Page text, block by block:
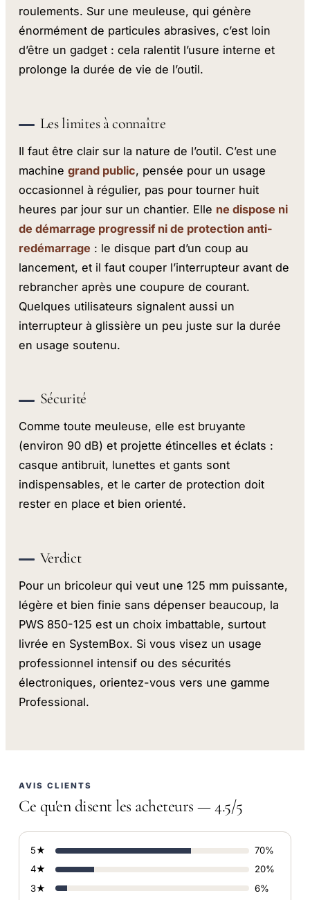
roulements. Sur une meuleuse, qui génère
énormément de particules abrasives, c’est loin
d’être un gadget : cela ralentit l’usure interne et
prolonge la durée de vie de l’outil.
Les limites à connaître
Il faut être clair sur la nature de l’outil. C’est une
machinegrand public, pensée pour un usage
occasionnel à régulier, pas pour tourner huit
heures par jour sur un chantier. Elle ne dispose ni
de démarrage progressif ni de protection anti-
redémarrage : le disque part d’un coup au
lancement, et il faut couper l’interrupteur avant de
rebrancher après une coupure de courant.
Quelques utilisateurs signalent aussi un
interrupteur à glissière un peu juste sur la durée
en usage soutenu.
Sécurité
Comme toute meuleuse, elle est bruyante
(environ 90 dB) et projette étincelles et éclats :
casque antibruit, lunettes et gants sont
indispensables, et le carter de protection doit
rester en place et bien orienté.
Verdict
Pour un bricoleur qui veut une 125 mm puissante,
légère et bien finie sans dépenser beaucoup, la
PWS 850-125 est un choix imbattable, surtout
livrée en SystemBox. Si vous visez un usage
professionnel intensif ou des sécurités
électroniques, orientez-vous vers une gamme
Professional.
AVIS CLIENTS
Ce qu'en disent les acheteurs — 4.5/5
5★
70%
4★
20%
3★
6%